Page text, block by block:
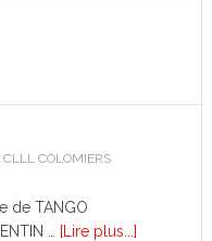
COLOMIERS
de TANGO
…
[Lire plus...]